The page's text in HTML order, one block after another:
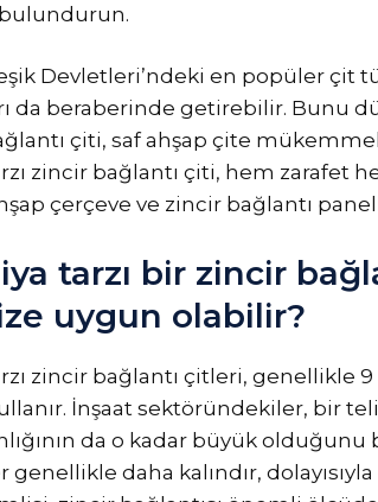
Devletleri’ndeki en popüler çit
da beraberinde getirebilir. Bunu
çiti, saf ahşap çite
zincir bağlantı çiti, hem zarafet
çerçeve ve zincir bağlantı
tarzı bir zincir
uygun olabilir?
zincir bağlantı çitleri, genellikle
İnşaat sektöründekiler, bir
da o kadar büyük
daha kalındır,